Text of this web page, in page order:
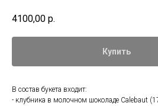
4100,00 р.
Купить
В состав букета входит:
- клубника в молочном шоколаде Calebaut